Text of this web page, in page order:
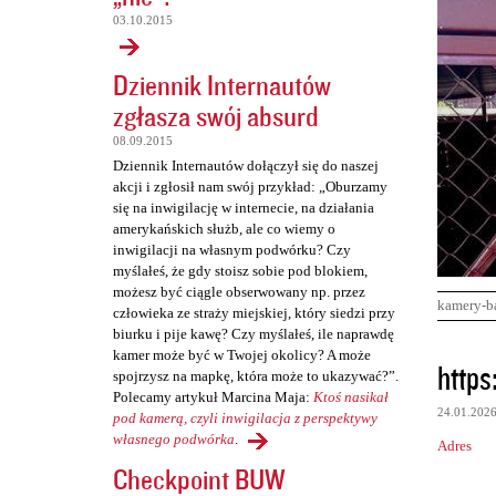
03.10.2015
Dziennik Internautów
zgłasza swój absurd
08.09.2015
Dziennik Internautów dołączył się do naszej
akcji i zgłosił nam swój przykład: „Oburzamy
się na inwigilację w internecie, na działania
amerykańskich służb, ale co wiemy o
inwigilacji na własnym podwórku? Czy
myślałeś, że gdy stoisz sobie pod blokiem,
możesz być ciągle obserwowany np. przez
człowieka ze straży miejskiej, który siedzi przy
biurku i pije kawę? Czy myślałeś, ile naprawdę
kamer może być w Twojej okolicy? A może
spojrzysz na mapkę, która może to ukazywać?”.
Polecamy artykuł Marcina Maja: Ktoś nasikał
pod kamerą, czyli inwigilacja z perspektywy
własnego podwórka.
Checkpoint BUW
kamery-
K
o
m
e
24.01.2026
Adres